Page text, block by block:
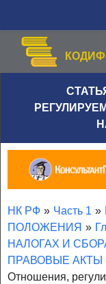
НК РФ » Часть 1 »
ПОЛОЖЕНИЯ »
НАЛОГАХ И
ПРАВОВЫЕ АКТЫ
Отношения,